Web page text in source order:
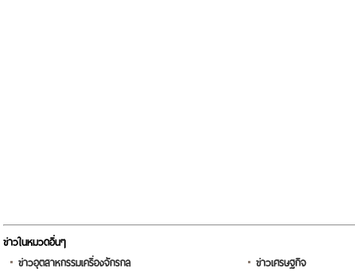
ข่าวในหมวดอื่นๆ
ข่าวอุตสาหกรรมเครื่องจักรกล
ข่าวเศรษฐกิจ